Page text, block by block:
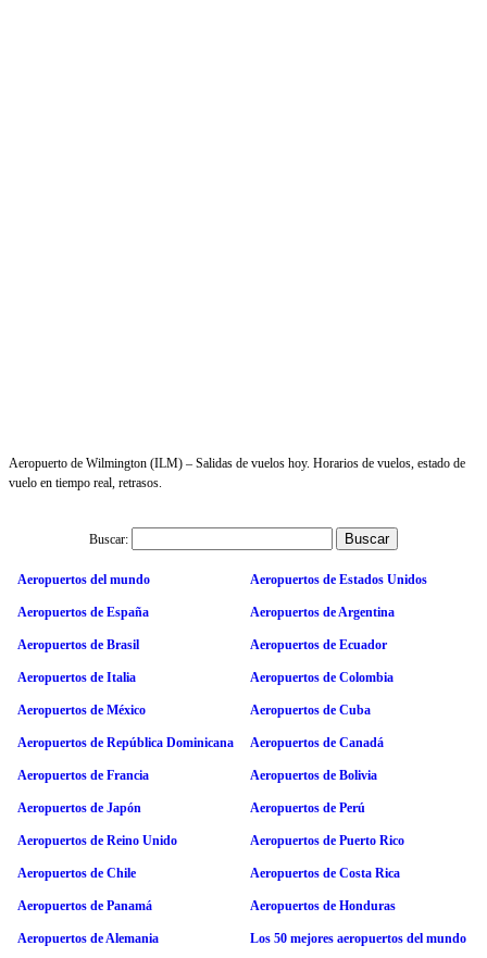
Aeropuerto de Wilmington (ILM) – Salidas de vuelos hoy. Horarios de vuelos, estado de
vuelo en tiempo real, retrasos.
Buscar:
Aeropuertos del mundo Aeropuertos de Estados Unidos
Aeropuertos de España Aeropuertos de Argentina
Aeropuertos de Brasil Aeropuertos de Ecuador
Aeropuertos de Italia Aeropuertos de Colombia
Aeropuertos de México Aeropuertos de Cuba
Aeropuertos de República Dominicana Aeropuertos de Canadá
Aeropuertos de Francia Aeropuertos de Bolivia
Aeropuertos de Japón Aeropuertos de Perú
Aeropuertos de Reino Unido Aeropuertos de Puerto Rico
Aeropuertos de Chile Aeropuertos de Costa Rica
Aeropuertos de Panamá Aeropuertos de Honduras
Aeropuertos de Alemania Los 50 mejores aeropuertos del mundo